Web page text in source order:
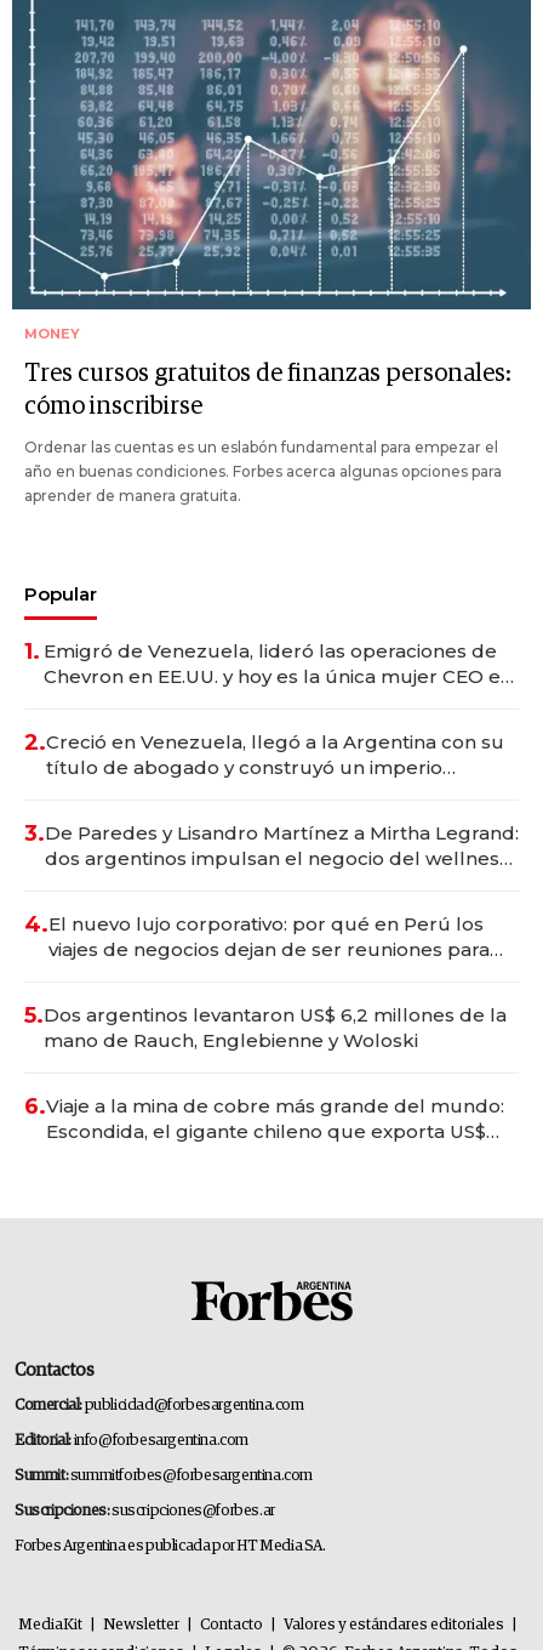
MONEY
Tres cursos gratuitos de finanzas personales:
cómo inscribirse
Ordenar las cuentas es un eslabón fundamental para empezar el
año en buenas condiciones. Forbes acerca algunas opciones para
aprender de manera gratuita.
Popular
1. Emigró de Venezuela, lideró las operaciones de
Chevron en EE.UU. y hoy es la única mujer CEO en
2.Creció en Venezuela, llegó a la Argentina con su
título de abogado y construyó un imperio
3.De Paredes y Lisandro Martínez a Mirtha Legrand:
dos argentinos impulsan el negocio del wellness
4.El nuevo lujo corporativo: por qué en Perú los
viajes de negocios dejan de ser reuniones para
5.Dos argentinos levantaron US$ 6,2 millones de la
mano de Rauch, Englebienne y Woloski
6.Viaje a la mina de cobre más grande del mundo:
Escondida, el gigante chileno que exporta US$
Contactos
Comercial:publicidad@forbesargentina.com
Editorial:info@forbesargentina.com
Summit:summitforbes@forbesargentina.com
Suscripciones:suscripciones@forbes.ar
Forbes Argentina es publicada por HT Media SA.
MediaKit Newsletter Contacto Valores y estándares editoriales